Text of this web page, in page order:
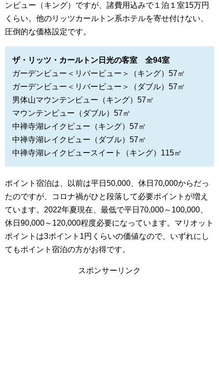
ンビュー（キング）ですが、諸費用込みで１泊１室15万円
くらい。他のリッツカールトン系ホテルを寄せ付けない、
圧倒的な価格設定です。
ザ・リッツ・カールトン日光の客室 全94室
ガーデンビュー＜リバービュー＞（キング）57㎡
ガーデンビュー＜リバービュー＞（ダブル）57㎡
男体山マウンテンビュー（キング）57㎡
マウンテンビュー（ダブル）57㎡
中禅寺湖レイクビュー（キング）57㎡
中禅寺湖レイクビュー（ダブル）57㎡
中禅寺湖レイクビュースイート（キング）115㎡
ポイント宿泊は、以前は平日50,000、休日70,000からだっ
たのですが、コロナ禍がひと段落して必要ポイントが増え
ています。2022年夏現在、最低で平日70,000～100,000、
休日90,000～120,000程度必要になっています。マリオット
ポイントは3ポイント1円くらいの価値なので、いずれにし
てもポイント宿泊の方がお得です。
スポンサーリンク